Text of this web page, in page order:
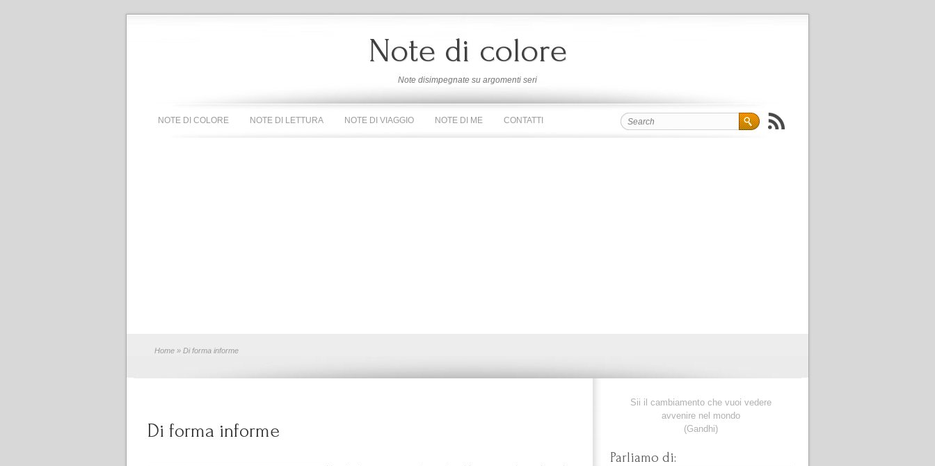
Note di colore
Note disimpegnate su argomenti seri
NOTE DI COLORE NOTE DI LETTURA NOTE DI VIAGGIO NOTE DI ME CONTATTI
Home » Di forma informe
Di forma informe
Sii il cambiamento che vuoi vedere
avvenire nel mondo
(Gandhi)
Parliamo di: